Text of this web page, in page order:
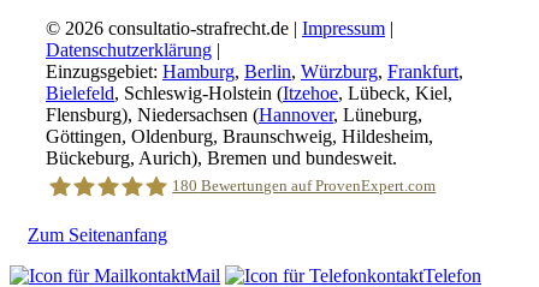
© 2026 consultatio-strafrecht.de | Impressum |
Datenschutzerklärung |
Einzugsgebiet: Hamburg, Berlin, Würzburg, Frankfurt,
Bielefeld, Schleswig-Holstein (Itzehoe, Lübeck, Kiel,
Flensburg), Niedersachsen (Hannover, Lüneburg,
Göttingen, Oldenburg, Braunschweig, Hildesheim,
Bückeburg, Aurich), Bremen und bundesweit.
180 Bewertungen auf ProvenExpert.com
Zum Seitenanfang
Mail
Telefon